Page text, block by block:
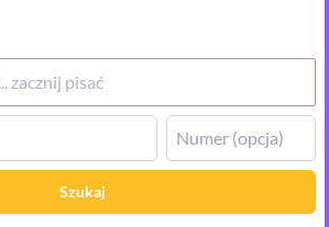
zacznij pisać
Szukaj